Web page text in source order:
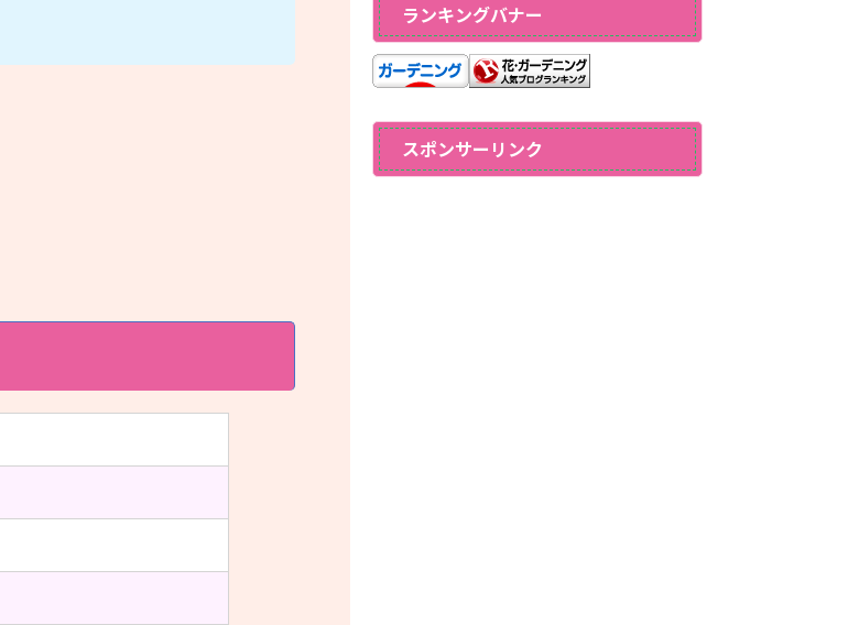
ランキングバナー
スポンサーリンク